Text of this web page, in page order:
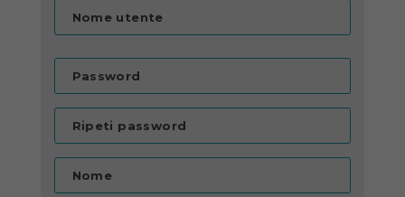
Nome utente
Password
Ripeti password
Nome